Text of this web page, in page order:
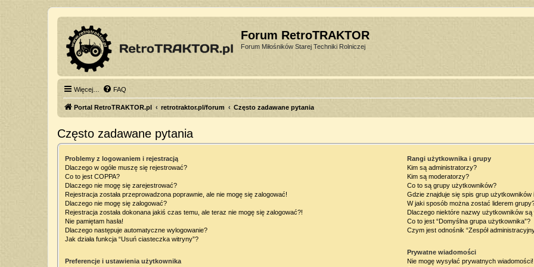
Forum RetroTRAKTOR
Forum Miłośników Starej Techniki Rolniczej
Więcej… FAQ
Portal RetroTRAKTOR.pl retrotraktor.pl/forum Często zadawane pytania
Często zadawane pytania
Problemy z logowaniem i rejestracją
Dlaczego w ogóle muszę się rejestrować?
Co to jest COPPA?
Dlaczego nie mogę się zarejestrować?
Rejestracja została przeprowadzona poprawnie, ale nie mogę się zalogować!
Dlaczego nie mogę się zalogować?
Rejestracja została dokonana jakiś czas temu, ale teraz nie mogę się zalogować?!
Nie pamiętam hasła!
Dlaczego następuje automatyczne wylogowanie?
Jak działa funkcja “Usuń ciasteczka witryny”?
Preferencje i ustawienia użytkownika
Rangi użytkownika i grupy
Kim są administratorzy?
Kim są moderatorzy?
Co to są grupy użytkowników?
Gdzie znajduje się spis grup użytkowników
W jaki sposób można zostać liderem
Dlaczego niektóre nazwy użytkowników
Co to jest “Domyślna grupa użytkownika”?
Czym jest odnośnik “Zespół
Prywatne wiadomości
Nie mogę wysyłać prywatnych wiadomości!